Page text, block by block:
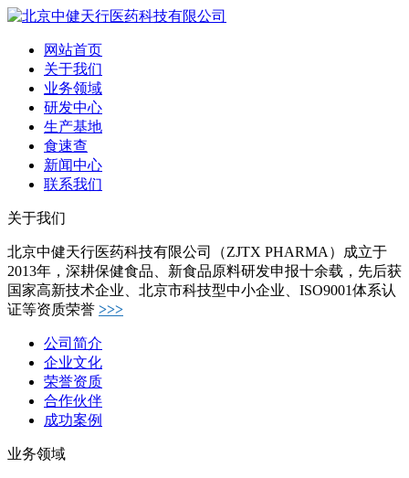
网站首页
关于我们
业务领域
研发中心
生产基地
食速查
新闻中心
联系我们
关于我们
北京中健天行医药科技有限公司（ZJTX PHARMA）成立于
2013年，深耕保健食品、新食品原料研发申报十余载，先后获
国家高新技术企业、北京市科技型中小企业、ISO9001体系认
证等资质荣誉 >>>
公司简介
企业文化
荣誉资质
合作伙伴
成功案例
业务领域